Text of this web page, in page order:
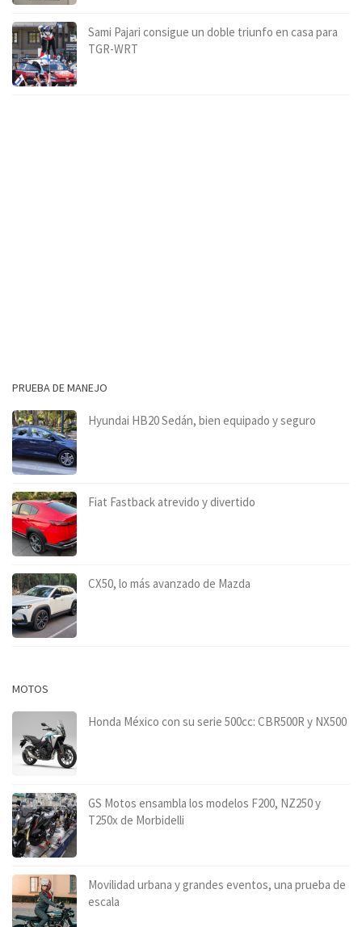
Sami Pajari consigue un doble triunfo en casa para
TGR-WRT
PRUEBA DE MANEJO
Hyundai HB20 Sedán, bien equipado y seguro
Fiat Fastback atrevido y divertido
CX50, lo más avanzado de Mazda
MOTOS
Honda México con su serie 500cc: CBR500R y NX500
GS Motos ensambla los modelos F200, NZ250 y
T250x de Morbidelli
Movilidad urbana y grandes eventos, una prueba de
escala